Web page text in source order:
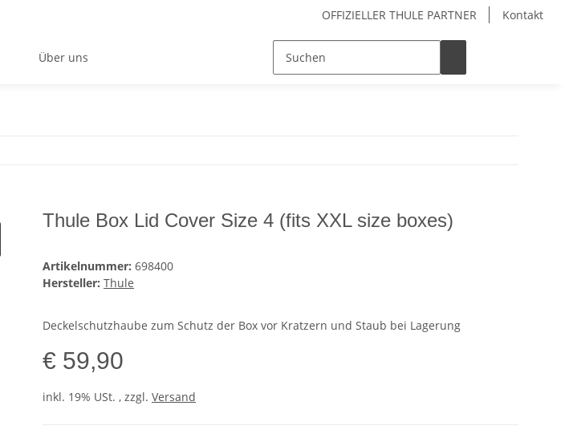
OFFIZIELLER THULE PARTNER Kontakt
Über uns
Thule Box Lid Cover Size 4 (fits XXL size boxes)
Artikelnummer: 698400
Hersteller: Thule
Deckelschutzhaube zum Schutz der Box vor Kratzern und Staub bei Lagerung
€ 59,90
inkl. 19% USt. , zzgl. Versand